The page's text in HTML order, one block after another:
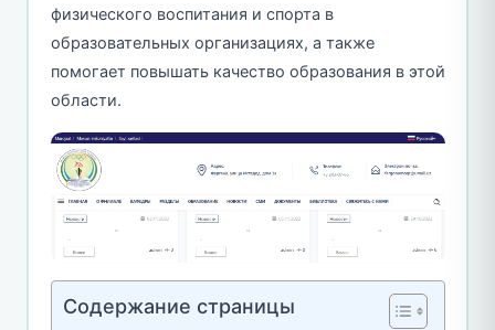
физического воспитания и спорта в
образовательных организациях, а также
помогает повышать качество образования в этой
области.
Содержание страницы